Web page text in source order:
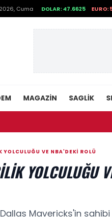
Cuma DOLAR: 47.6625 EURO:
MAGAZIN SAGLIK
VE NBA'DEKI ROLÜ
YOLCULUĞU
Mavericks'in